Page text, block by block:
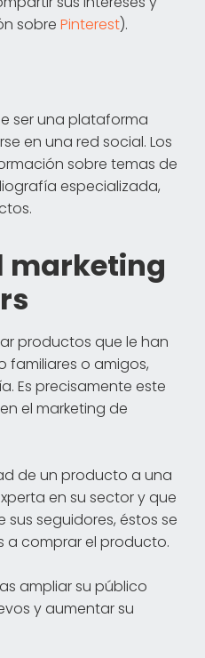
sobre Pinterest).
ser una plataforma
en una red social. Los
sobre temas de
especializada,
marketing
productos que le han
o amigos,
Es precisamente este
el marketing de
de un producto a una
en su sector y que
seguidores, éstos se
a comprar el producto.
ampliar su público
y aumentar su